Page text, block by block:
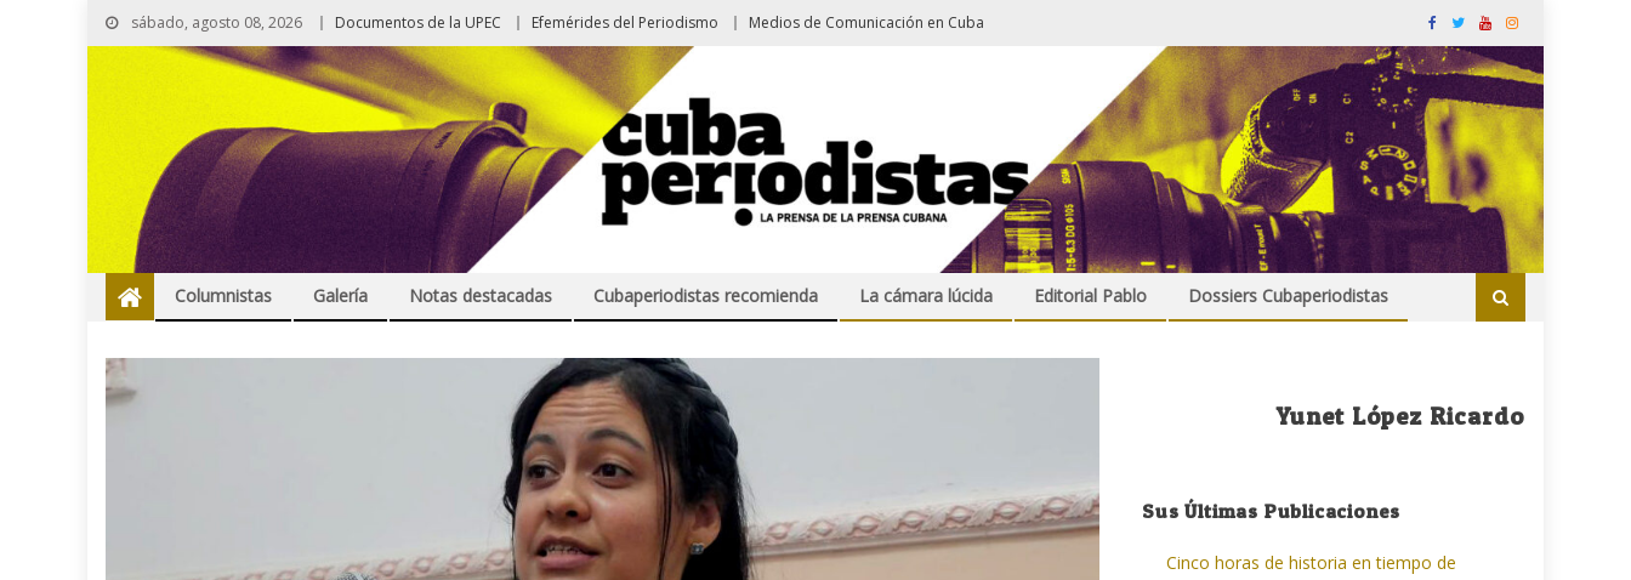
sábado, agosto 08, 2026 Documentos de la UPEC Efemérides del Periodismo Medios de Comunicación en Cuba
Columnistas Galería Notas destacadas Cubaperiodistas recomienda La cámara lúcida Editorial Pablo Dossiers Cubaperiodistas
Yunet López Ricardo
Sus Últimas Publicaciones
Cinco horas de historia en tiempo de